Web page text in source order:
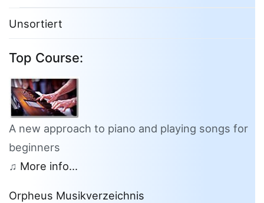
Unsortiert
Top Course:
A new approach to piano and playing songs for
beginners
♫ More info...
Orpheus Musikverzeichnis